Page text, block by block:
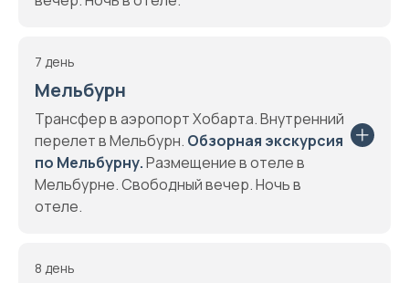
7 день
Мельбурн
Трансфер в аэропорт Хобарта. Внутренний
перелет в Мельбурн. Обзорная экскурсия
по Мельбурну.Размещение в отеле в
Мельбурне. Свободный вечер. Ночь в
отеле.
8 день